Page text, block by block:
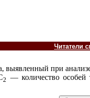
Читатели
выявленный при
2 — количество особей